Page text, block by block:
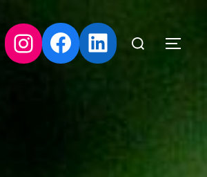
Instagram Facebook LinkedIn
Rechercher :